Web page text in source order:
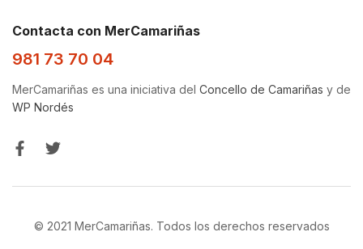
Contacta con MerCamariñas
981 73 70 04
MerCamariñas es una iniciativa del Concello de Camariñas y de
WP Nordés
© 2021 MerCamariñas. Todos los derechos reservados